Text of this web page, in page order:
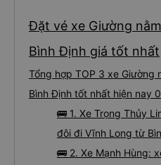
Đặt vé xe Giường
Bình Định giá tốt nhất
Tổng hợp TOP 3 xe Giường
Bình Định tốt nhất hiện nay
🚌 1. Xe Trọng Thủy
đôi đi Vĩnh Long từ
🚌 2. Xe Mạnh Hùng: